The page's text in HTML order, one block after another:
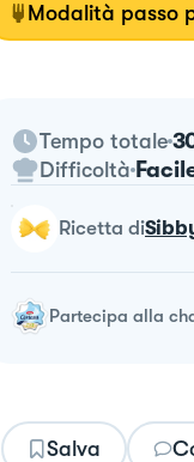
Modalità passo
Tempo totale
Difficoltà
ricetta di
Partecipa alla
Salva